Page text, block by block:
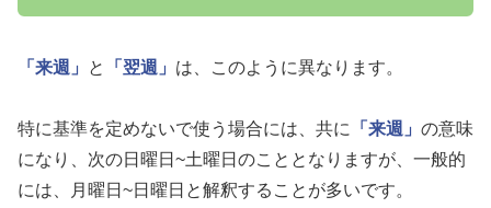
「来週」 と 「翌週」 は、このように異なります。
特に基準を定めないで使う場合には、共に 「来週」 の意味
になり、次の日曜日~土曜日のこととなりますが、一般的
には、月曜日~日曜日と解釈することが多いです。